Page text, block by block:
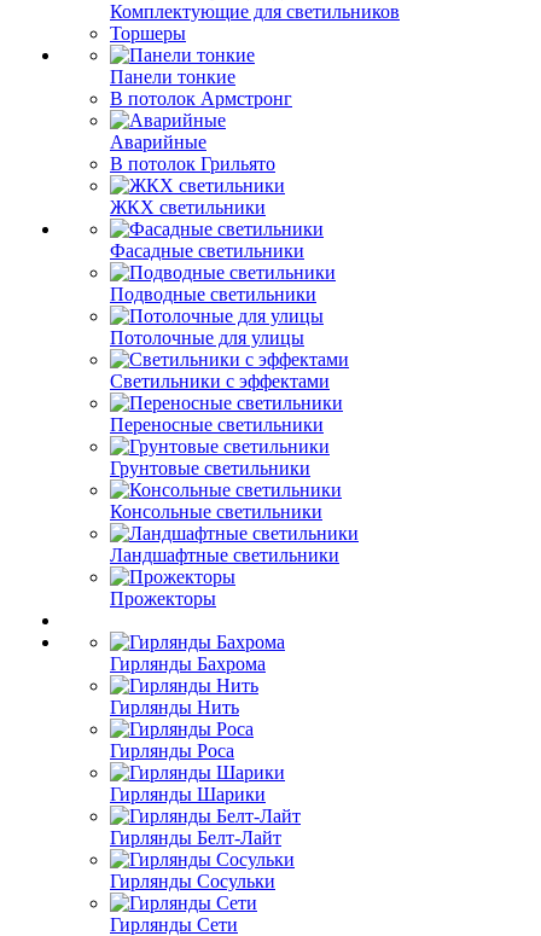
Комплектующие для светильников
Торшеры
Панели тонкие
В потолок Армстронг
Аварийные
В потолок Грильято
ЖКХ светильники
Фасадные светильники
Подводные светильники
Потолочные для улицы
Светильники с эффектами
Переносные светильники
Грунтовые светильники
Консольные светильники
Ландшафтные светильники
Прожекторы
Гирлянды Бахрома
Гирлянды Нить
Гирлянды Роса
Гирлянды Шарики
Гирлянды Белт-Лайт
Гирлянды Сосульки
Гирлянды Сети